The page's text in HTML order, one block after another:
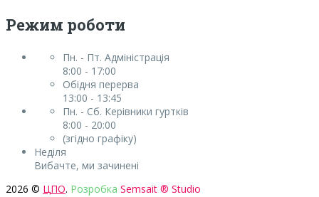
Режим роботи
Пн. - Пт. Адміністрація
8:00 - 17:00
Обідня перерва
13:00 - 13:45
Пн. - Сб. Керівники гуртків
8:00 - 20:00
(згідно графіку)
Неділя
Вибачте, ми зачинені
2026 © ЦПО. Розробка Semsait ® Studio